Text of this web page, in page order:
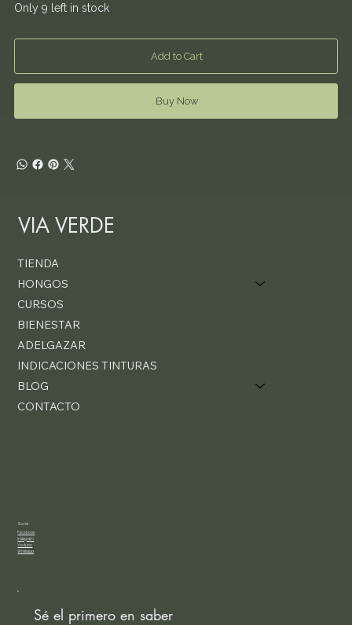
Only 9 left in stock
Add to Cart
Buy Now
VIA VERDE
TIENDA
HONGOS
CURSOS
BIENESTAR
ADELGAZAR
INDICACIONES TINTURAS
BLOG
CONTACTO
Social
Facebook
Instagram
Youtube
Whatsapp
Sé el primero en saber